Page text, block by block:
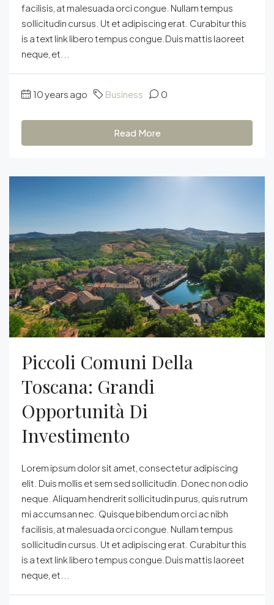
facilisis, at malesuada orci congue. Nullam tempus
sollicitudin cursus. Ut et adipiscing erat. Curabitur this
is a text link libero tempus congue.Duis mattis laoreet
neque, et...
10 years ago Business 0
Read More
Piccoli Comuni Della
Toscana: Grandi
Opportunità Di
Investimento
Lorem ipsum dolor sit amet, consectetur adipiscing
elit. Duis mollis et sem sed sollicitudin. Donec non odio
neque. Aliquam hendrerit sollicitudin purus, quis rutrum
mi accumsan nec. Quisque bibendum orci ac nibh
facilisis, at malesuada orci congue. Nullam tempus
sollicitudin cursus. Ut et adipiscing erat. Curabitur this
is a text link libero tempus congue.Duis mattis laoreet
neque, et...